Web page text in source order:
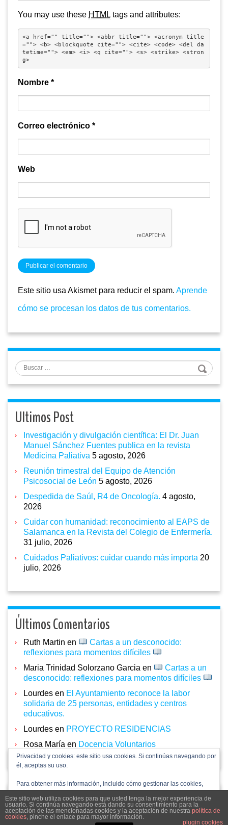
You may use these HTML tags and attributes:
<a href="" title=""> <abbr title=""> <acronym title
=""> <b> <blockquote cite=""> <cite> <code> <del da
tetime=""> <em> <i> <q cite=""> <s> <strike> <stron
g>
Nombre *
Correo electrónico *
Web
Este sitio usa Akismet para reducir el spam. Aprende
cómo se procesan los datos de tus comentarios.
Buscar
Ultimos Post
Investigación y divulgación científica: El Dr. Juan
Manuel Sánchez Fuentes publica en la revista
Medicina Paliativa 5 agosto, 2026
Reunión trimestral del Equipo de Atención
Psicosocial de León 5 agosto, 2026
Despedida de Saúl, R4 de Oncología. 4 agosto,
2026
Cuidar con humanidad: reconocimiento al EAPS de
Salamanca en la Revista del Colegio de Enfermería.
31 julio, 2026
Cuidados Paliativos: cuidar cuando más importa 20
julio, 2026
Últimos Comentarios
Ruth Martin en
Cartas a un desconocido:
reflexiones para momentos difíciles
Maria Trinidad Solorzano Garcia en
Cartas a un
desconocido: reflexiones para momentos difíciles
Lourdes en El Ayuntamiento reconoce la labor
solidaria de 25 personas, entidades y centros
educativos.
Lourdes en PROYECTO RESIDENCIAS
Rosa María en Docencia Voluntarios
acpdcastillayleon.com 2024
Este sitio web utiliza cookies para que usted tenga la mejor experiencia de
usuario. Si continúa navegando está dando su consentimiento para la
aceptación de las mencionadas cookies y la aceptación de nuestra política de
cookies, pinche el enlace para mayor información.
plugin cookies
Privacidad y cookies: este sitio usa cookies. Si continúas navegando por
él, aceptas su uso.
Para obtener más información, incluido cómo gestionar las cookies,